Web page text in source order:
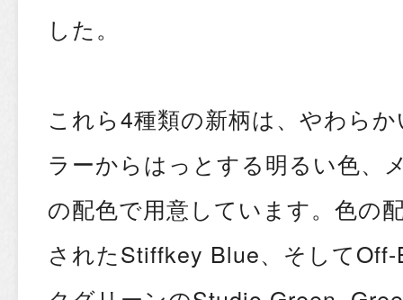
した。
これら4種類の新柄は、やわら
ラーからはっとする明るい色、
の配色で用意しています。色の
されたStiffkey Blue、そして